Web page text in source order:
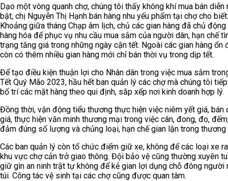
Dạo một vòng quanh chợ, chúng tôi thấy không khí mua bán diễn
bật, chị Nguyễn Thị Hạnh bán hàng nhu yếu phẩm tại chợ cho biết:
Khoảng giữa tháng Chạp âm lịch, chủ các gian hàng đã chủ
hàng hóa để phục vụ nhu cầu mua sắm của người dân, hạn chế
trạng tăng giá trong những ngày cận tết. Ngoài các gian hàng ổn
còn có thêm nhiều gian hàng mới chỉ bán thời vụ trong dịp tết.
Để tạo điều kiện thuận lợi cho Nhân dân trong việc mua sắm
Tết Quý Mão 2023, hầu hết ban quản lý các chợ mà chúng tôi
bố trí các mặt hàng theo qui định, sắp xếp nơi kinh doanh hợp lý.
Đồng thời, vận động tiểu thương thực hiện việc niêm yết giá, bán
giá, thực hiện văn minh thương mại trong việc cân, đong, đo,
đảm đúng số lượng và chủng loại, hạn chế gian lận trong thương
Các ban quản lý còn tổ chức điểm giữ xe, không để các loại xe
khu vực chợ cản trở giao thông. Đội bảo vệ cũng thường xuyên
giữ gìn an ninh trật tự không để kẻ gian lợi dụng chỗ đông người
túi. Công tác vệ sinh tại các chợ cũng được quan tâm.